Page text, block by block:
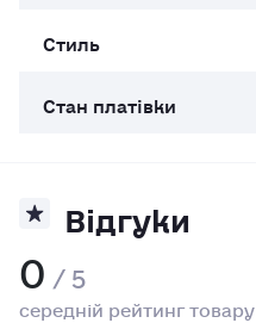
Стиль
Стан платівки
Відгуки
0 / 5
середній рейтинг товару